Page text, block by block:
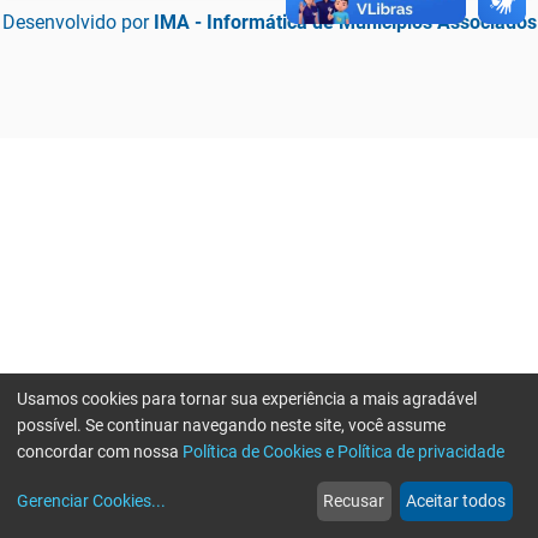
Desenvolvido por IMA - Informática de Municípios Associados
web
Notícias
more_horiz
Mais
Usamos cookies para tornar sua experiência a mais agradável
possível. Se continuar navegando neste site, você assume
concordar com nossa Política de Cookies e Política de privacidade
Gerenciar Cookies... Recusar Aceitar todos
Erro ao enviar informações, por favor tente novamente